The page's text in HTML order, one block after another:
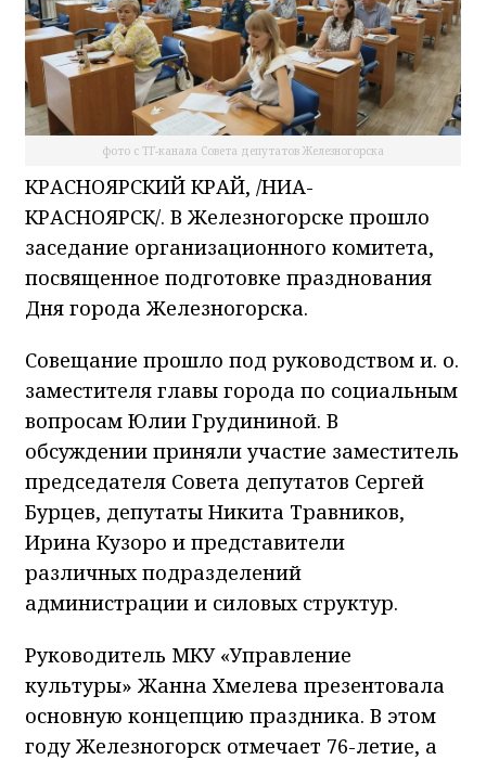
фото с ТГ-канала Совета депутатов Железногорска
КРАСНОЯРСКИЙ КРАЙ, /НИА-
КРАСНОЯРСК/. В Железногорске прошло
заседание организационного комитета,
посвященное подготовке празднования
Дня города Железногорска.
Совещание прошло под руководством и. о.
заместителя главы города по социальным
вопросам Юлии Грудининой. В
обсуждении приняли участие заместитель
председателя Совета депутатов Сергей
Бурцев, депутаты Никита Травников,
Ирина Кузоро и представители
различных подразделений
администрации и силовых структур.
Руководитель МКУ «Управление
культуры» Жанна Хмелева презентовала
основную концепцию праздника. В этом
году Железногорск отмечает 76-летие, а